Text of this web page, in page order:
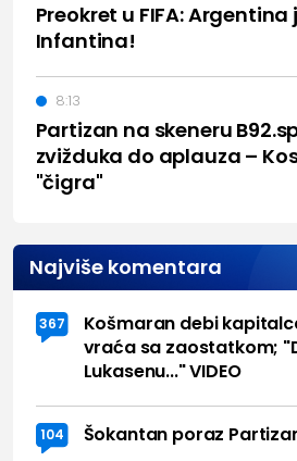
Preokret u FIFA:
Infantina!
Partizan na skeneru
zvižduka do aplauza –
"čigra"
8:13
Najviše komentara
367
Košmaran debi
vraća sa zaostatkom;
Lukasenu..." VIDEO
104 Šokantan poraz